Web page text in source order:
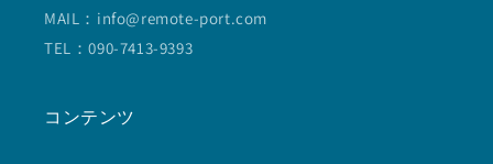
MAIL：info@remote-port.com
TEL：090-7413-9393
コンテンツ